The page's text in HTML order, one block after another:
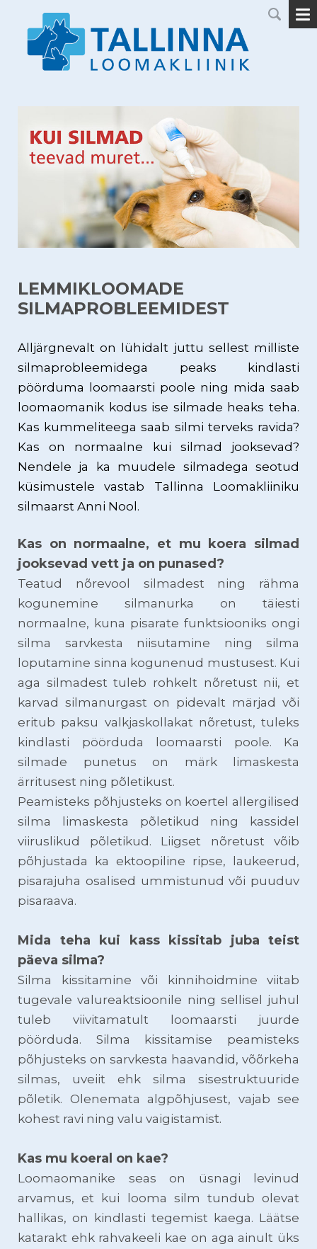
LEMMIKLOOMADE
SILMAPROBLEEMIDEST
Alljärgnevalt on lühidalt juttu sellest milliste
silmaprobleemidega peaks kindlasti
pöörduma loomaarsti poole ning mida saab
loomaomanik kodus ise silmade heaks teha.
Kas kummeliteega saab silmi terveks ravida?
Kas on normaalne kui silmad jooksevad?
Nendele ja ka muudele silmadega seotud
küsimustele vastab Tallinna Loomakliiniku
silmaarst Anni Nool.
Kas on normaalne, et mu koera silmad
jooksevad vett ja on punased?
Teatud nõrevool silmadest ning rähma
kogunemine silmanurka on täiesti
normaalne, kuna pisarate funktsiooniks ongi
silma sarvkesta niisutamine ning silma
loputamine sinna kogunenud mustusest. Kui
aga silmadest tuleb rohkelt nõretust nii, et
karvad silmanurgast on pidevalt märjad või
eritub paksu valkjaskollakat nõretust, tuleks
kindlasti pöörduda loomaarsti poole. Ka
silmade punetus on märk limaskesta
ärritusest ning põletikust.
Peamisteks põhjusteks on koertel allergilised
silma limaskesta põletikud ning kassidel
viiruslikud põletikud. Liigset nõretust võib
põhjustada ka ektoopiline ripse, laukeerud,
pisarajuha osalised ummistunud või puuduv
pisaraava.
Mida teha kui kass kissitab juba teist
päeva silma?
Silma kissitamine või kinnihoidmine viitab
tugevale valureaktsioonile ning sellisel juhul
tuleb viivitamatult loomaarsti juurde
pöörduda. Silma kissitamise peamisteks
põhjusteks on sarvkesta haavandid, võõrkeha
silmas, uveiit ehk silma sisestruktuuride
põletik. Olenemata algpõhjusest, vajab see
kohest ravi ning valu vaigistamist.
Kas mu koeral on kae?
Loomaomanike seas on üsnagi levinud
arvamus, et kui looma silm tundub olevat
hallikas, on kindlasti tegemist kaega. Läätse
katarakt ehk rahvakeeli kae on aga ainult üks